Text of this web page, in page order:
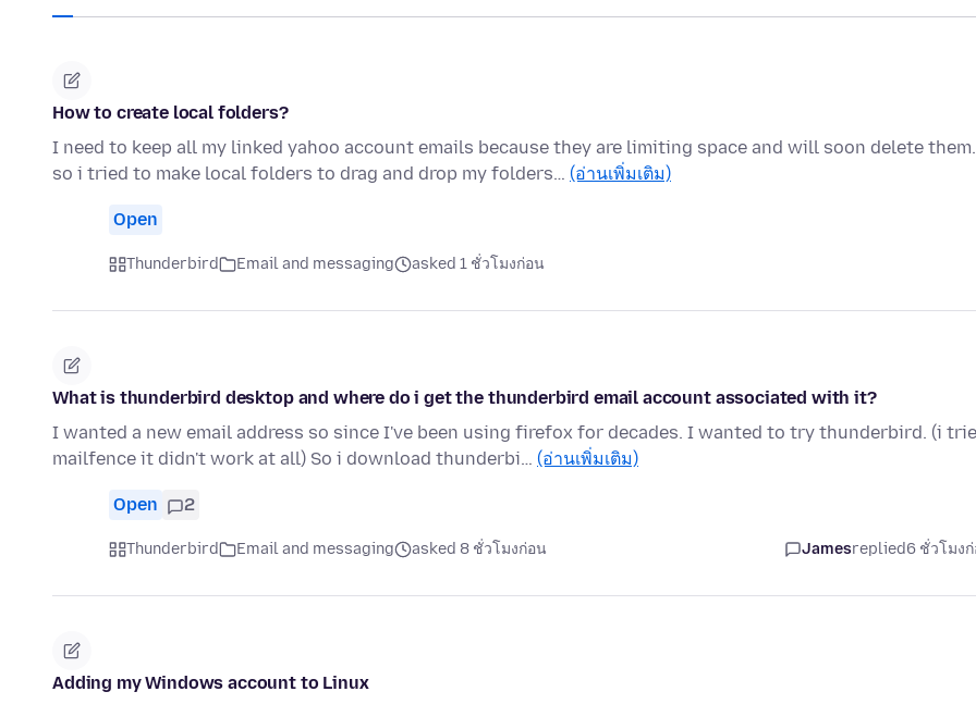
How to create local folders?
I need to keep all my linked yahoo account emails because they are limiting space and will soon delete them.
so i tried to make local folders to drag and drop my folders… (อ่านเพิ่มเติม)
Open
Thunderbird Email and messaging asked 1 ชั่วโมงก่อน
What is thunderbird desktop and where do i get the thunderbird email account associated with it?
I wanted a new email address so since I've been using firefox for decades. I wanted to try thunderbird. (i
mailfence it didn't work at all) So i download thunderbi… (อ่านเพิ่มเติม)
Open 2
Thunderbird Email and messaging asked 8 ชั่วโมงก่อน Jamesreplied6 ชั่วโมง
Adding my Windows account to Linux